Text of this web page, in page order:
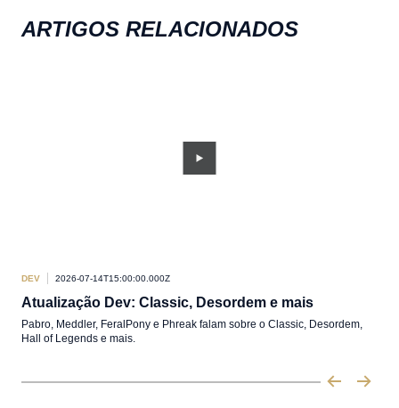
ARTIGOS RELACIONADOS
DEV 2026-07-14T15:00:00.000Z
Atualização Dev: Classic, Desordem e mais
Pabro, Meddler, FeralPony e Phreak falam sobre o Classic, Desordem,
Hall of Legends e mais.